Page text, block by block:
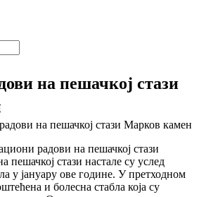
на пешачкој стази
на пешачкој стази Марков камен
радови на пешачкој стази
стази настале су услед
у јануару ове године. У претходном
и болесна стабла која су